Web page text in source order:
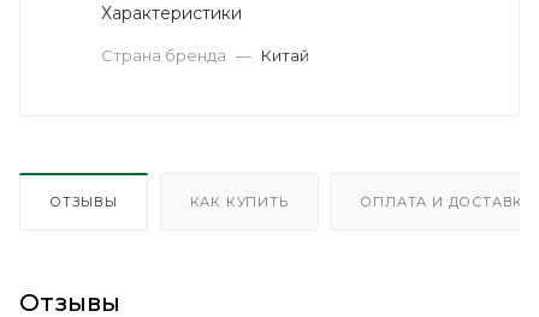
Характеристики
Страна бренда — Китай
ОТЗЫВЫ КАК КУПИТЬ ОПЛАТА И ДОСТАВКА
Отзывы